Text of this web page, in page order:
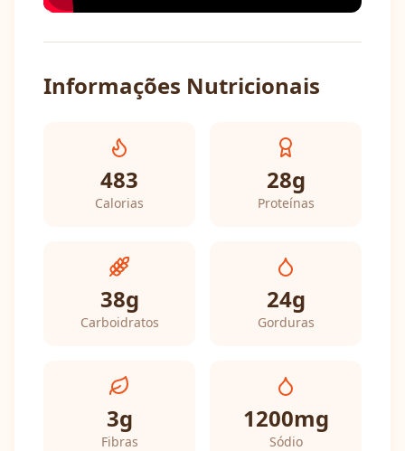
Informações Nutricionais
483
Calorias
28g
Proteínas
38g
Carboidratos
24g
Gorduras
3g
Fibras
1200mg
Sódio